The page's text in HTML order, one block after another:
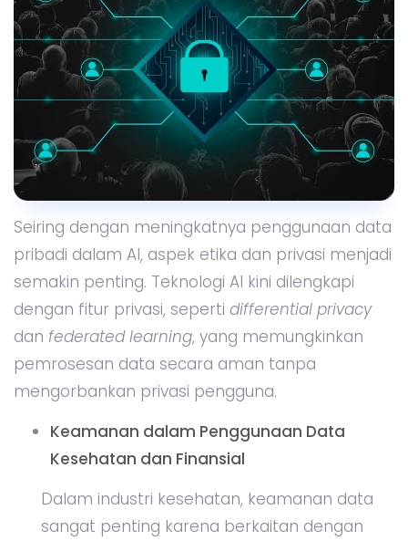
Seiring dengan meningkatnya penggunaan data
pribadi dalam AI, aspek etika dan privasi menjadi
semakin penting. Teknologi AI kini dilengkapi
dengan fitur privasi, seperti differential privacy
dan federated learning, yang memungkinkan
pemrosesan data secara aman tanpa
mengorbankan privasi pengguna.
Keamanan dalam Penggunaan Data
Kesehatan dan Finansial
Dalam industri kesehatan, keamanan data
sangat penting karena berkaitan dengan